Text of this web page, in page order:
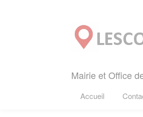
Mairie et Office
Accueil